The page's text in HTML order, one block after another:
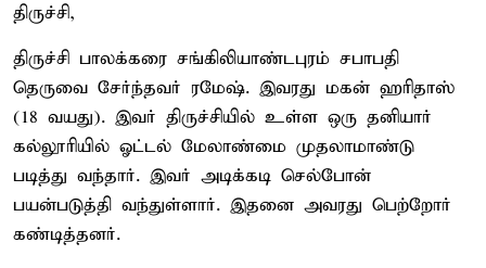
திருச்சி,
திருச்சி பாலக்கரை சங்கிலியாண்டபுரம் சபாபதி
தெருவை சேர்ந்தவர் ரமேஷ். இவரது மகன் ஹரிதாஸ்
(18 வயது). இவர் திருச்சியில் உள்ள ஒரு தனியார்
கல்லூரியில் ஓட்டல் மேலாண்மை முதலாமாண்டு
படித்து வந்தார். இவர் அடிக்கடி செல்போன்
பயன்படுத்தி வந்துள்ளார். இதனை அவரது பெற்றோர்
கண்டித்தனர்.